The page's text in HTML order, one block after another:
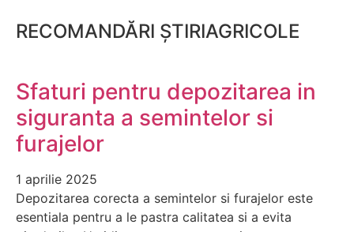
RECOMANDĂRI ȘTIRIAGRICOLE
Sfaturi pentru depozitarea in
siguranta a semintelor si
furajelor
1 aprilie 2025
Depozitarea corecta a semintelor si furajelor este
esentiala pentru a le pastra calitatea si a evita